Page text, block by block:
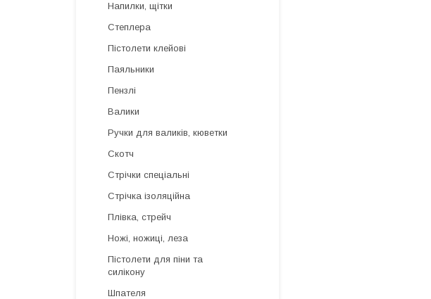
Напилки, щітки
Степлера
Пістолети клейові
Паяльники
Пензлі
Валики
Ручки для валиків, кюветки
Скотч
Стрічки спеціальні
Стрічка ізоляційна
Плівка, стрейч
Ножі, ножиці, леза
Пістолети для піни та
силікону
Шпателя